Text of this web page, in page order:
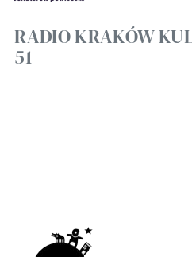
RADIO KRAKÓW
51